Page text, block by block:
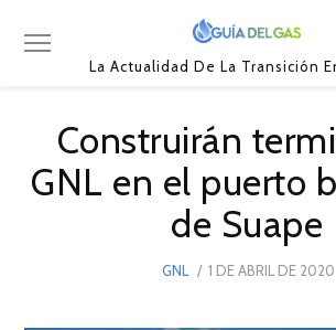
La Actualidad De La Transición
Construirán
GNL en el puerto
de Suape
GNL
POSTED
1 DE ABRIL DE 2020